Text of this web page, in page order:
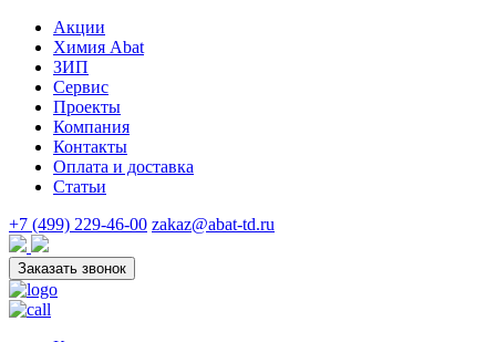
Акции
Химия Abat
ЗИП
Сервис
Проекты
Компания
Контакты
Оплата и доставка
Статьи
+7 (499) 229-46-00 zakaz@abat-td.ru
Заказать звонок